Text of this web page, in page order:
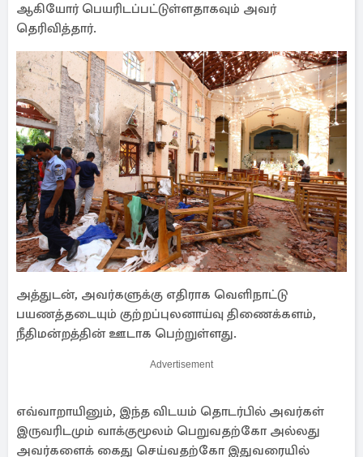
ஆகியோர் பெயரிடப்பட்டுள்ளதாகவும் அவர்
தெரிவித்தார்.
அத்துடன், அவர்களுக்கு எதிராக வெளிநாட்டு
பயணத்தடையும் குற்றப்புலனாய்வு திணைக்களம்,
நீதிமன்றத்தின் ஊடாக பெற்றுள்ளது.
Advertisement
எவ்வாறாயினும், இந்த விடயம் தொடர்பில் அவர்கள்
இருவரிடமும் வாக்குமூலம் பெறுவதற்கோ அல்லது
அவர்களைக் கைது செய்வதற்கோ இதுவரையில்